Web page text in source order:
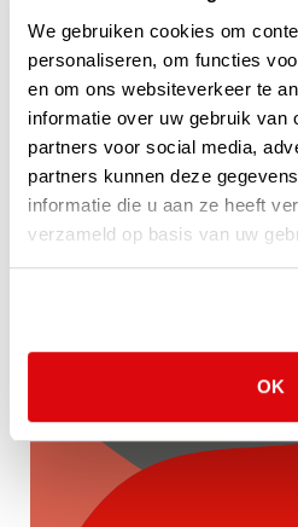
We gebruiken cookies om
personaliseren, om functies
en om ons websiteverkeer te
informatie over uw gebruik van
partners voor social media,
partners kunnen deze
informatie die u aan ze heeft
verzameld op basis van uw
OK
kunnen
Neem vandaag nog
ons voor een vrijblijvend
adviesgesprek met een
adviseurs.